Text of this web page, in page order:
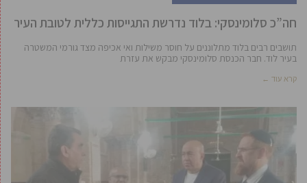
חה”כ סלומינסקי: בלוד נדרשת התגייסות כללית לטובת העיר
תושבים רבים בלוד מתלוננים על חוסר משילות ואי אכיפה מצד גורמי המשטרה
בעיר לוד. חבר הכנסת סלומינסקי מבקש את עזרת
קרא עוד ←